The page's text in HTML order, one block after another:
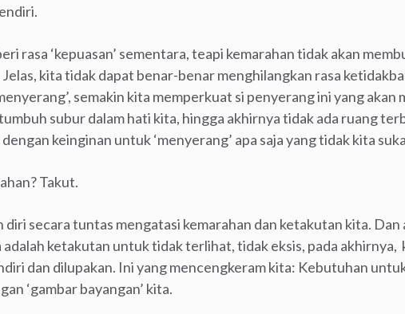
rasa ‘kepuasan’ sementara, teapi kemarahan tidak akan
kita tidak dapat benar-benar menghilangkan rasa
semakin kita memperkuat si penyerang ini yang akan
subur dalam hati kita, hingga akhirnya tidak ada ruang
keinginan untuk ‘menyerang’ apa saja yang tidak kita
Takut.
diri secara tuntas mengatasi kemarahan dan ketakutan kita. Dan
ketakutan untuk tidak terlihat, tidak eksis, pada akhirnya,
dan dilupakan. Ini yang mencengkeram kita: Kebutuhan
‘gambar bayangan’ kita.